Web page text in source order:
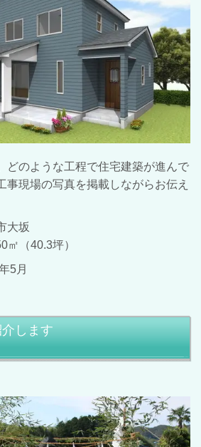
どのような工程で住宅建築が進んで
事現場の写真を掲載しながらお伝え
坂
（40.3坪）
5月
します